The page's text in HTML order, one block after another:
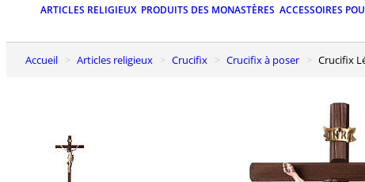
ARTICLES RELIGIEUX PRODUITS DES MONASTÈRES ACCESSOIRES
Accueil Articles religieux Crucifix Crucifix à poser Crucifix